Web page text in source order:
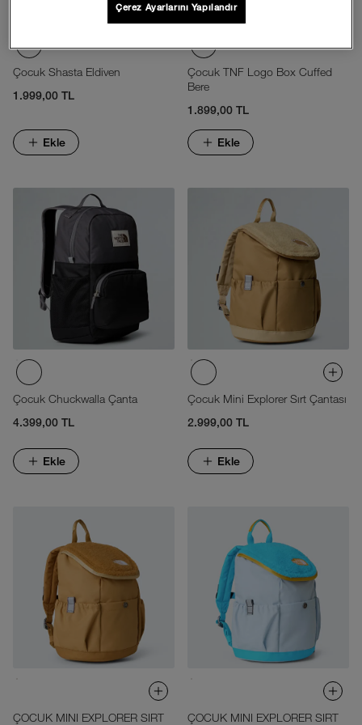
Çocuk Shasta Eldiven
1.999,00 TL
Ekle
Çocuk TNF Logo Box Cuffed
Bere
1.899,00 TL
Ekle
Çocuk Chuckwalla Çanta
4.399,00 TL
Ekle
Çocuk Mini Explorer Sırt Çantası
2.999,00 TL
Ekle
ÇOCUK MINI EXPLORER SIRT ÇOCUK MINI EXPLORER SIRT
Çerez Ayarlarını Yapılandır